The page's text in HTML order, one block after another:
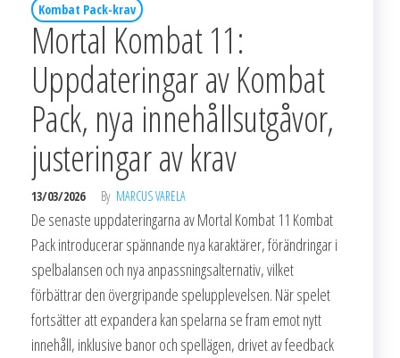
Kombat Pack-krav
Mortal Kombat 11:
Uppdateringar av Kombat
Pack, nya innehållsutgåvor,
justeringar av krav
13/03/2026 By MARCUS VARELA
De senaste uppdateringarna av Mortal Kombat 11 Kombat
Pack introducerar spännande nya karaktärer, förändringar i
spelbalansen och nya anpassningsalternativ, vilket
förbättrar den övergripande spelupplevelsen. När spelet
fortsätter att expandera kan spelarna se fram emot nytt
innehåll, inklusive banor och spellägen, drivet av feedback